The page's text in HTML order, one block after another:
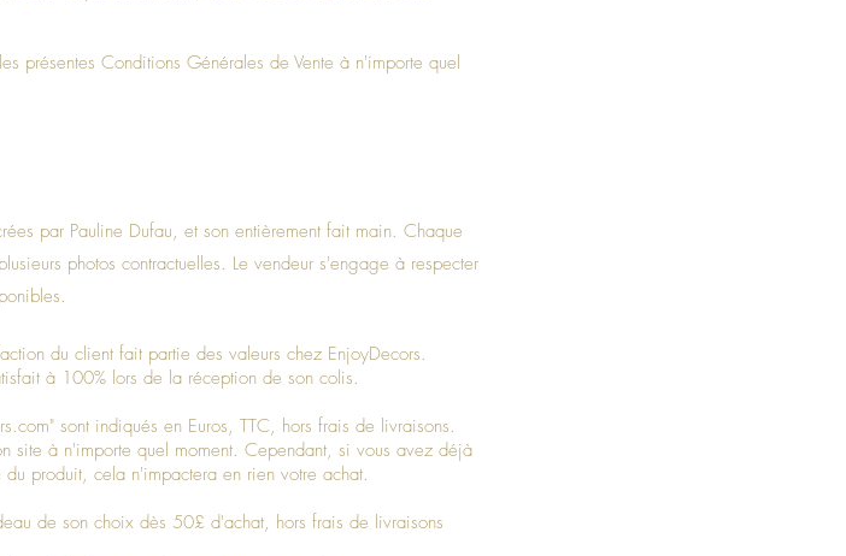
présentes Conditions Générales de Vente à n'importe quel
par Pauline Dufau, et son entièrement fait main. Chaque
photos contractuelles. Le vendeur s'engage à respecter
du client fait partie des valeurs chez EnjoyDecors.
à 100% lors de la réception de son colis.
sont indiqués en Euros, TTC, hors frais de livraisons.
site à n'importe quel moment. Cependant, si vous avez déjà
produit, cela n'impactera en rien votre achat.
de son choix dès 50£ d'achat, hors frais de livraisons